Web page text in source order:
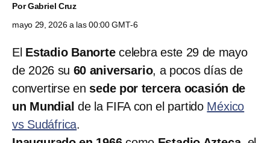
PorGabriel Cruz
mayo 29, 2026 a las 00:00 GMT-6
El Estadio Banortecelebra este 29 de mayo
de 2026 su 60 aniversario, a pocos días de
convertirse en sede por tercera ocasión de
un Mundial de la FIFA con el partido México
vs Sudáfrica.